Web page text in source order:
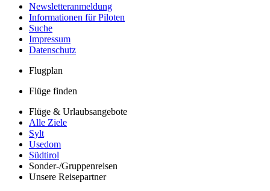
Newsletteranmeldung
Informationen für Piloten
Suche
Impressum
Datenschutz
Flugplan
Flüge finden
Flüge & Urlaubsangebote
Alle Ziele
Sylt
Usedom
Südtirol
Sonder-/Gruppenreisen
Unsere Reisepartner